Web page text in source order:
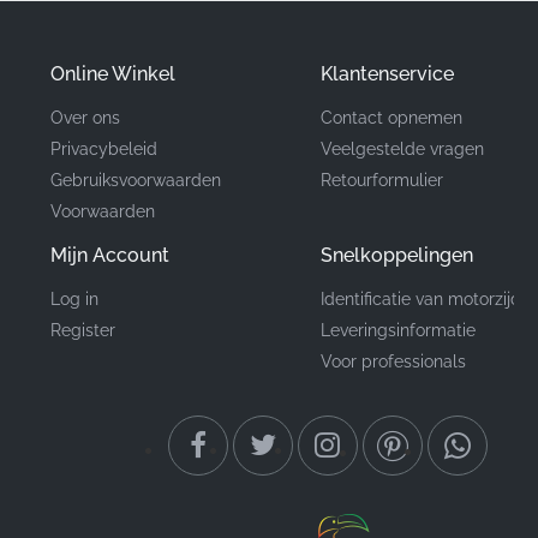
Montagelocatie Voorste bovenkuip*
Type
Het kiezen van originele Honda-graphics zorgt ervoor
dat uw CBR125R zijn professionele uitstraling behoudt.
Omdat details ertoe doen, laat het gebruik van
fabrieks-correcte graphics zien dat u geeft om elk
aspect van uw machine, waardoor de waarde en
Online Winkel
Over ons
Privacybeleid
Gebruiksvoorwaarden
Voorwaarden
Mijn Account
Log in
Register
Klantenservice
Contact opnemen
Veelgestelde vragen
Retourformulier
Snelkoppelingen
Identificatie van
Leveringsinformatie
Voor professionals